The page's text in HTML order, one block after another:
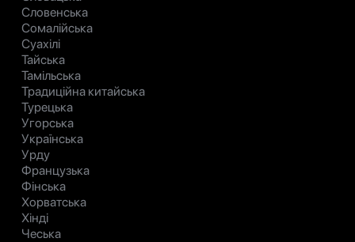
Словенська
Сомалійська
Суахілі
Тайська
Тамільська
Традиційна китайська
Турецька
Угорська
Українська
Урду
Французька
Фінська
Хорватська
Хінді
Чеська